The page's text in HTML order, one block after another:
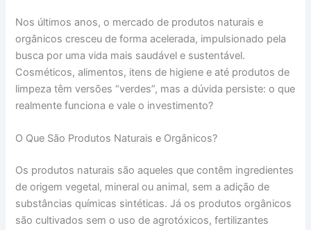
Nos últimos anos, o mercado de produtos naturais e
orgânicos cresceu de forma acelerada, impulsionado pela
busca por uma vida mais saudável e sustentável.
Cosméticos, alimentos, itens de higiene e até produtos de
limpeza têm versões “verdes”, mas a dúvida persiste: o que
realmente funciona e vale o investimento?
O Que São Produtos Naturais e Orgânicos?
Os produtos naturais são aqueles que contêm ingredientes
de origem vegetal, mineral ou animal, sem a adição de
substâncias químicas sintéticas. Já os produtos orgânicos
são cultivados sem o uso de agrotóxicos, fertilizantes